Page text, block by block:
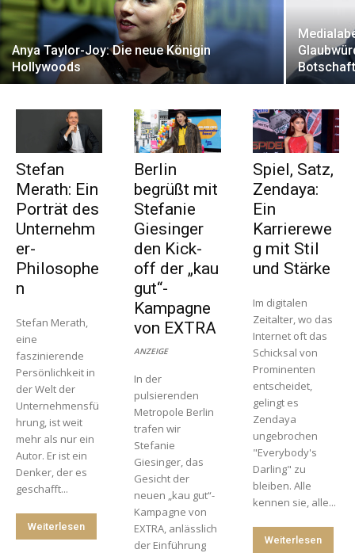
Anya Taylor-Joy: Die neue Königin
Hollywoods
Stefan
Merath: Ein
Porträt des
Unternehm
er-
Philosophe
n
Stefan Merath,
eine
faszinierende
Persönlichkeit in
der Welt der
Unternehmensfü
hrung, ist weit
mehr als nur ein
Autor. Er ist ein
Denker, der es
geschafft...
Weiterlesen
Berlin
begrüßt mit
Stefanie
Giesinger
den Kick-
off der „kau
gut“-
Kampagne
von EXTRA
ANZEIGE
In der
pulsierenden
Metropole Berlin
trafen wir
Stefanie
Giesinger, das
Gesicht der
neuen „kau gut“-
Kampagne von
EXTRA, anlässlich
der Einführung
Spiel, Satz,
Zendaya:
Ein
Karrierewe
g mit Stil
und Stärke
Im digitalen
Zeitalter, wo das
Internet oft das
Schicksal von
Prominenten
entscheidet,
gelingt es
Zendaya
ungebrochen
"Everybody's
Darling" zu
bleiben. Alle
kennen sie, alle...
Weiterlesen